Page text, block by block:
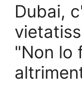
Dubai,
"Non lo